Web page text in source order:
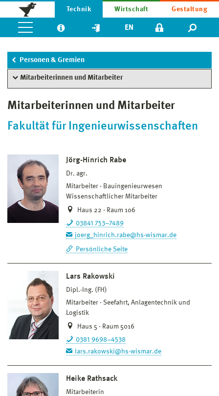
Technik Wirtschaft Gestaltung
EN
Personen & Gremien
Mitarbeiterinnen und Mitarbeiter
Mitarbeiterinnen und Mitarbeiter
Fakultät für Ingenieurwissenschaften
Jörg-Hinrich Rabe
Dr. agr.
Mitarbeiter
Bauingenieurwesen
Wissenschaftlicher Mitarbeiter
Haus 22 · Raum 106
03841 753–7489
joerg_hinrich.rabe@hs-wismar.de
Persönliche Seite
Lars Rakowski
Dipl.-Ing. (FH)
Mitarbeiter
Seefahrt, Anlagentechnik und
Logistik
Haus 5 · Raum 5016
0381 9698–4538
lars.rakowski@hs-wismar.de
Heike Rathsack
Mitarbeiterin